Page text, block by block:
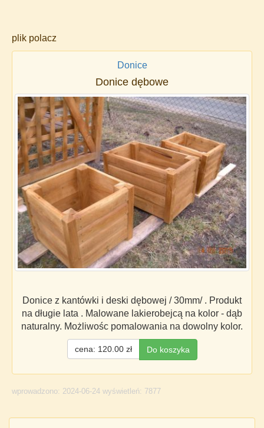
plik polacz
Donice
Donice dębowe
Donice z kantówki i deski dębowej / 30mm/ . Produkt
na długie lata . Malowane lakierobejcą na kolor - dąb
naturalny. Możliwośc pomalowania na dowolny kolor.
cena: 120.00 zł Do koszyka
wprowadzono: 2024-06-24 wyświetleń: 7877